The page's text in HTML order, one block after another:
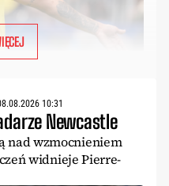
10:31
Newcastle
nad wzmocnieniem
widnieje Pierre-